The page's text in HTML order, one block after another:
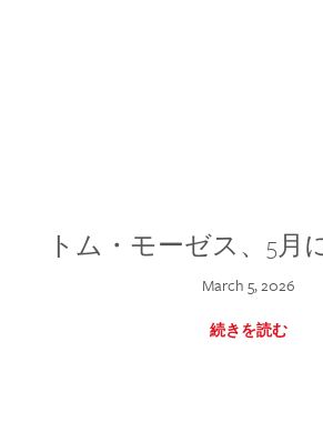
トム・モーゼス、5月
March 5, 2026
続きを読む